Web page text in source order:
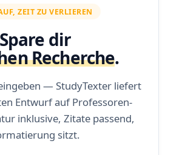
ZEIT ZU VERLIEREN
Spare dir
Recherche.
— StudyTexter liefert
Entwurf auf Professoren-
inklusive, Zitate passend,
sitzt.